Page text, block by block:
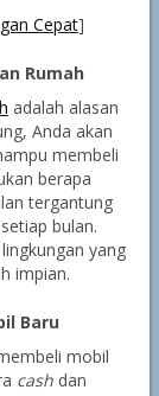
Cepat]
Rumah
adalah alasan
Anda akan
membeli
berapa
tergantung
bulan.
yang
impian.
Baru
mobil
cashdan